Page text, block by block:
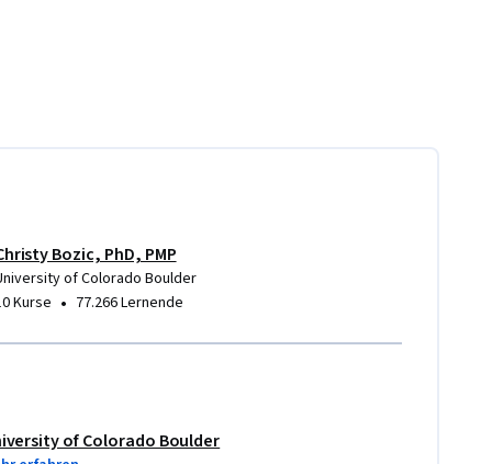
Bozic, PhD, PMP
of Colorado Boulder
Kurse • 77.266 Lernende
of Colorado Boulder